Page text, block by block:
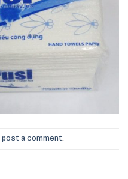
post a comment.